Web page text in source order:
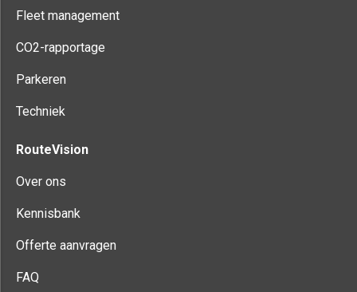
Fleet management
CO2-rapportage
Parkeren
Techniek
RouteVision
Over ons
Kennisbank
Offerte aanvragen
FAQ